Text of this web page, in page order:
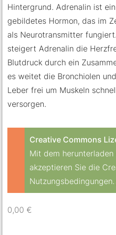
Hintergrund. Adrenalin ist
gebildetes Hormon, das im
als Neurotransmitter
steigert Adrenalin die
Blutdruck durch ein
es weitet die Bronchiolen
Leber frei um Muskeln
versorgen.
Creative Commons
Mit dem
akzeptieren Sie die
Nutzungsbedingungen.
0,00 €